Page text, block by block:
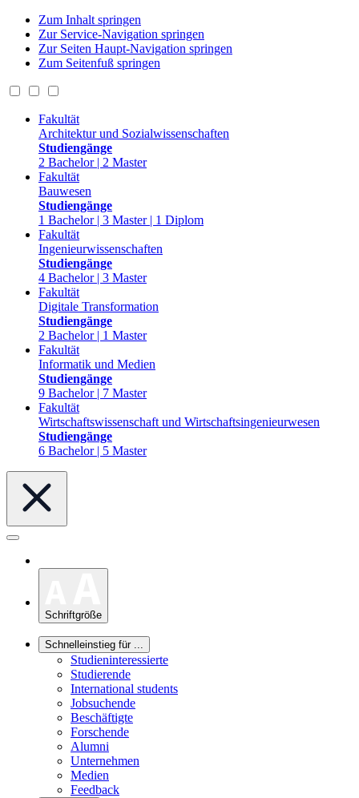
Zum Inhalt springen
Zur Service-Navigation springen
Zur Seiten Haupt-Navigation springen
Zum Seitenfuß springen
Fakultät
Architektur und Sozialwissenschaften
Studiengänge
2 Bachelor | 2 Master
Fakultät
Bauwesen
Studiengänge
1 Bachelor | 3 Master | 1 Diplom
Fakultät
Ingenieurwissenschaften
Studiengänge
4 Bachelor | 3 Master
Fakultät
Digitale Transformation
Studiengänge
2 Bachelor | 1 Master
Fakultät
Informatik und Medien
Studiengänge
9 Bachelor | 7 Master
Fakultät
Wirtschaftswissenschaft und Wirtschaftsingenieurwesen
Studiengänge
6 Bachelor | 5 Master
Schriftgröße
Schnelleinstieg für ...
Studieninteressierte
Studierende
International students
Jobsuchende
Beschäftigte
Forschende
Alumni
Unternehmen
Medien
Feedback